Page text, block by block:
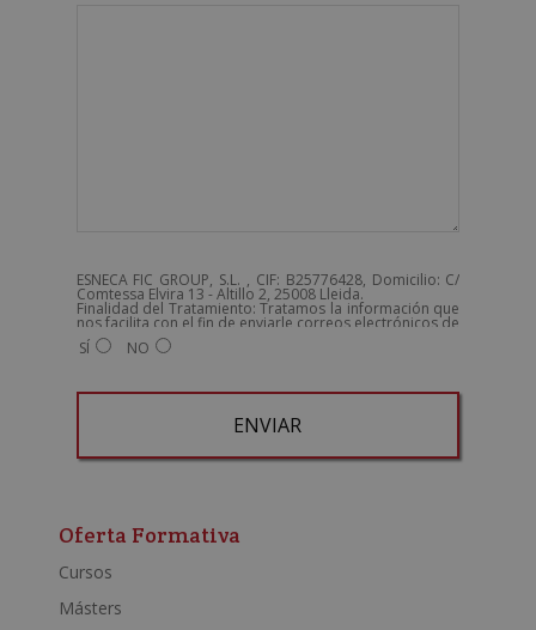
ESNECA FIC GROUP, S.L. , CIF: B25776428, Domicilio: C/
Comtessa Elvira 13 - Altillo 2, 25008 Lleida.
Finalidad del Tratamiento: Tratamos la información que
nos facilita con el fin de enviarle correos electrónicos de
tipo comercial relacionado con los productos ofrecidos
y otros tipo de productos que fueran de su interés.
Derechos: Puede ejercitar sus derechos identificándose
admin@grupoesneca.com.
Para más información consulte nuestra Política de
Privacidad.
Desea recibir información comercial (vía telefónica y/o
SÍ NO
t
r
n
Oferta Formativa
Cursos
Másters